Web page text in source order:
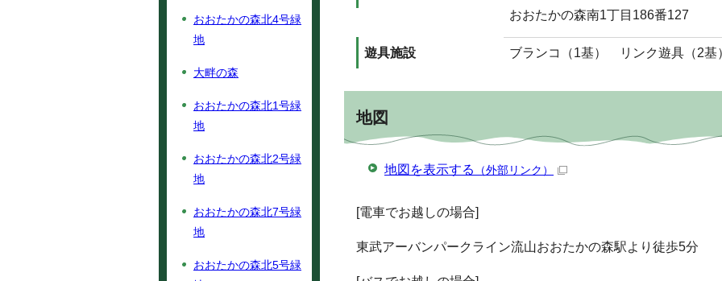
おおたかの森南1丁目186番127
遊具施設 ブランコ（1基） リンク遊具（2基
地図
地図を表示する （外部リンク）
[電車でお越しの場合]
東武アーバンパークライン流山おおたかの森駅より徒歩5分
おおたかの森北4号緑
地
大畔の森
おおたかの森北1号緑
地
おおたかの森北2号緑
地
おおたかの森北7号緑
地
おおたかの森北5号緑